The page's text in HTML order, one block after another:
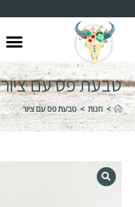
טבעת פס עם ציור
> חנות > טבעת פס עם ציור